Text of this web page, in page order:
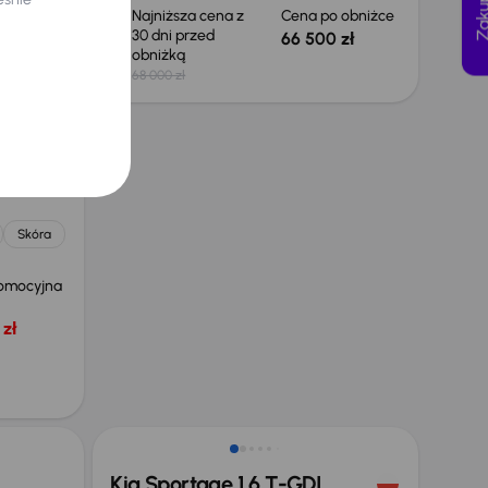
Najniższa cena z
30 dni przed
obniżką
68 000 zł
Cena po obniżce
66 500 zł
Skóra